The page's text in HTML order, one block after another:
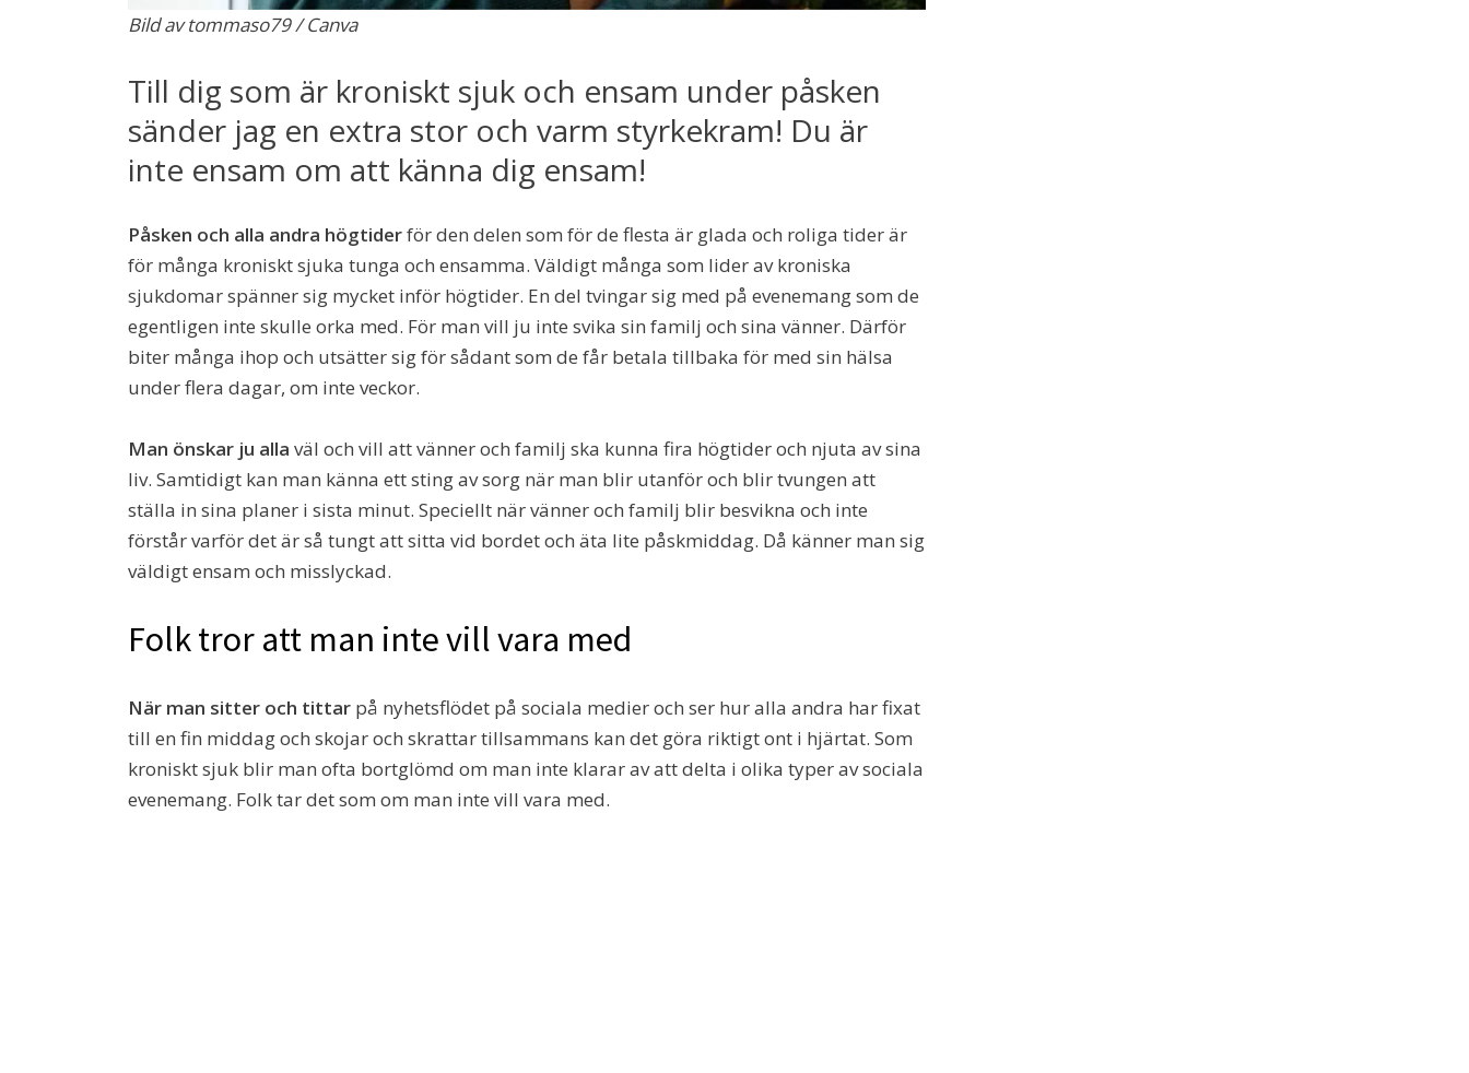
Bild av tommaso79 / Canva
Till dig som är kroniskt sjuk och ensam under påsken
sänder jag en extra stor och varm styrkekram! Du är
inte ensam om att känna dig ensam!
Påsken och alla andra högtiderför den delen som för de flesta är glada och roliga tider är
för många kroniskt sjuka tunga och ensamma. Väldigt många som lider av kroniska
sjukdomar spänner sig mycket inför högtider. En del tvingar sig med på evenemang som de
egentligen inte skulle orka med. För man vill ju inte svika sin familj och sina vänner. Därför
biter många ihop och utsätter sig för sådant som de får betala tillbaka för med sin hälsa
under flera dagar, om inte veckor.
Man önskar ju alla väl och vill att vänner och familj ska kunna fira högtider och njuta av sina
liv. Samtidigt kan man känna ett sting av sorg när man blir utanför och blir tvungen att
ställa in sina planer i sista minut. Speciellt när vänner och familj blir besvikna och inte
förstår varför det är så tungt att sitta vid bordet och äta lite påskmiddag. Då känner man sig
väldigt ensam och misslyckad.
Folk tror att man inte vill vara med
När man sitter och tittar på nyhetsflödet på sociala medier och ser hur alla andra har fixat
till en fin middag och skojar och skrattar tillsammans kan det göra riktigt ont i hjärtat. Som
kroniskt sjuk blir man ofta bortglömd om man inte klarar av att delta i olika typer av sociala
evenemang. Folk tar det som om man inte vill vara med.